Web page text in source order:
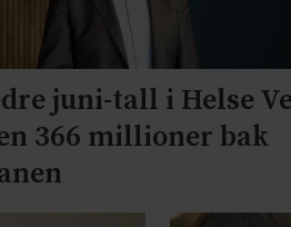
juni-tall i Helse
366 millioner bak